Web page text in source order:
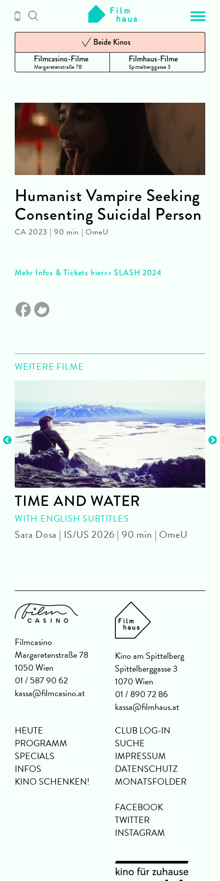
Inhalt
Filmcasino-Filme
Margaretenstraße 78
Beide Kinos
Filmhaus-Filme
Spittelberggasse 3
Mehr Infos & Tickets hier>> SLASH 2024
Humanist Vampire Seeking
Consenting Suicidal Person
CA 2023 | 90 min | OmeU
WEITERE FILME
TIME AND WATER
WITH ENGLISH SUBTITLES
Sara Dosa | IS/US 2026 | 90 min | OmeU
Filmcasino
Margaretenstraße 78
1050 Wien
01 / 587 90 62
kassa@filmcasino.at
Kino am Spittelberg
Spittelberggasse 3
1070 Wien
01 / 890 72 86
kassa@filmhaus.at
HEUTE
PROGRAMM
SPECIALS
INFOS
KINO SCHENKEN!
CLUB LOG-IN
SUCHE
IMPRESSUM
DATENSCHUTZ
MONATSFOLDER
FACEBOOK
TWITTER
INSTAGRAM